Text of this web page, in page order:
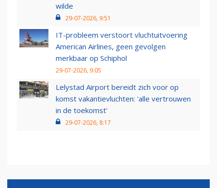
wilde
29-07-2026, 9:51
IT-probleem verstoort vluchtuitvoering
American Airlines, geen gevolgen
merkbaar op Schiphol
29-07-2026, 9:05
Lelystad Airport bereidt zich voor op
komst vakantievluchten: 'alle vertrouwen
in de toekomst'
29-07-2026, 8:17